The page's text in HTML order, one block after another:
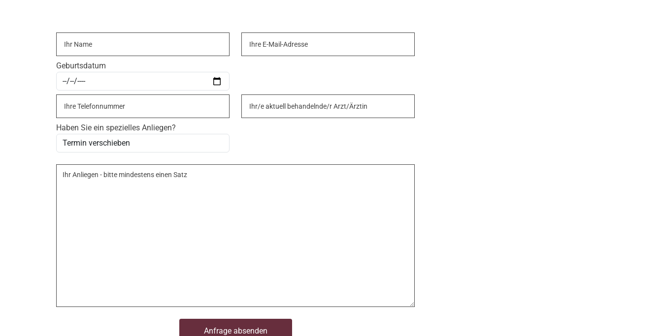
Geburtsdatum
Haben Sie ein spezielles Anliegen?
Anfrage absenden